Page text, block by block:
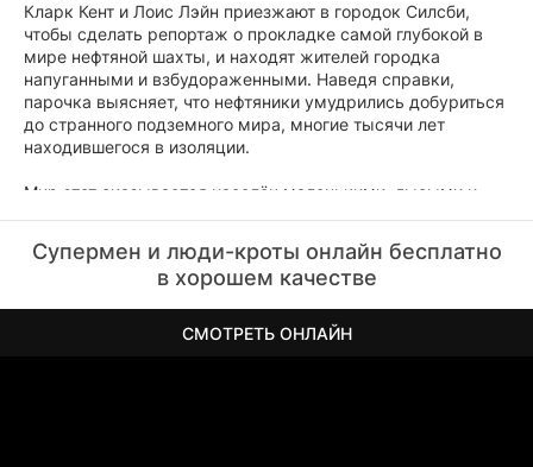
Кларк Кент и Лоис Лэйн приезжают в городок Силсби,
чтобы сделать репортаж о прокладке самой глубокой в
мире нефтяной шахты, и находят жителей городка
напуганными и взбудораженными. Наведя справки,
парочка выясняет, что нефтяники умудрились добуриться
до странного подземного мира, многие тысячи лет
находившегося в изоляции.
Мир этот оказывается населён маленькими, лысыми и
ужас на всю округу. Вооружившись, жители решают
силой загнать любопытных пришельцев обратно под
землю, и восстановить спокойствие и порядок теперь под
силу только Супермену.
Супермен и люди-кроты онлайн бесплатно
в хорошем качестве
СМОТРЕТЬ ОНЛАЙН